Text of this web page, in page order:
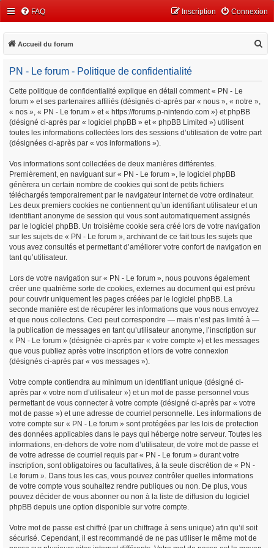
FAQ Connexion
Inscription
Accueil du forum
PN - Le forum - Politique de confidentialité
Cette politique de confidentialité explique en détail comment « PN - Le
forum » et ses partenaires affiliés (désignés ci-après par « nous », « notre »,
« nos », « PN - Le forum » et « https://forums.p-nintendo.com ») et phpBB
(désigné ci-après par « logiciel phpBB » et « phpBB Limited ») utilisent
toutes les informations collectées lors des sessions d’utilisation de votre part
(désignées ci-après par « vos informations »).
Vos informations sont collectées de deux manières différentes.
Premièrement, en naviguant sur « PN - Le forum », le logiciel phpBB
génèrera un certain nombre de cookies qui sont de petits fichiers
téléchargés temporairement par le navigateur internet de votre ordinateur.
Les deux premiers cookies ne contiennent qu’un identifiant utilisateur et un
identifiant anonyme de session qui vous sont automatiquement assignés
par le logiciel phpBB. Un troisième cookie sera créé lors de votre navigation
sur les sujets de « PN - Le forum », archivant de ce fait tous les sujets que
vous avez consultés et permettant d’améliorer votre confort de navigation en
tant qu’utilisateur.
Lors de votre navigation sur « PN - Le forum », nous pouvons également
créer une quatrième sorte de cookies, externes au document qui est prévu
pour couvrir uniquement les pages créées par le logiciel phpBB. La
seconde manière est de récupérer les informations que vous nous envoyez
et que nous collectons. Ceci peut correspondre — mais n’est pas limité à —
la publication de messages en tant qu’utilisateur anonyme, l’inscription sur
« PN - Le forum » (désignée ci-après par « votre compte ») et les messages
que vous publiez après votre inscription et lors de votre connexion
(désignés ci-après par « vos messages »).
Votre compte contiendra au minimum un identifiant unique (désigné ci-
après par « votre nom d’utilisateur ») et un mot de passe personnel vous
permettant de vous connecter à votre compte (désigné ci-après par « votre
mot de passe ») et une adresse de courriel personnelle. Les informations de
votre compte sur « PN - Le forum » sont protégées par les lois de protection
des données applicables dans le pays qui héberge notre serveur. Toutes les
informations, en-dehors de votre nom d’utilisateur, de votre mot de passe et
de votre adresse de courriel requis par « PN - Le forum » durant votre
inscription, sont obligatoires ou facultatives, à la seule discrétion de « PN -
Le forum ». Dans tous les cas, vous pouvez contrôler quelles informations
de votre compte vous souhaitez rendre publiques ou non. De plus, vous
pouvez décider de vous abonner ou non à la liste de diffusion du logiciel
phpBB depuis une option disponible sur votre compte.
Votre mot de passe est chiffré (par un chiffrage à sens unique) afin qu’il soit
sécurisé. Cependant, il est recommandé de ne pas utiliser le même mot de